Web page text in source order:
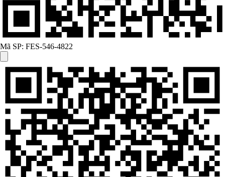
Mã SP: FES-546-4822